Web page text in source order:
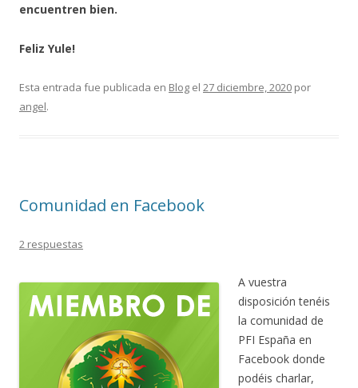
encuentren bien.
Feliz Yule!
Esta entrada fue publicada en Blog el 27 diciembre, 2020 por
angel.
Comunidad en Facebook
2 respuestas
A vuestra
disposición tenéis
la comunidad de
PFI España en
Facebook donde
podéis charlar,